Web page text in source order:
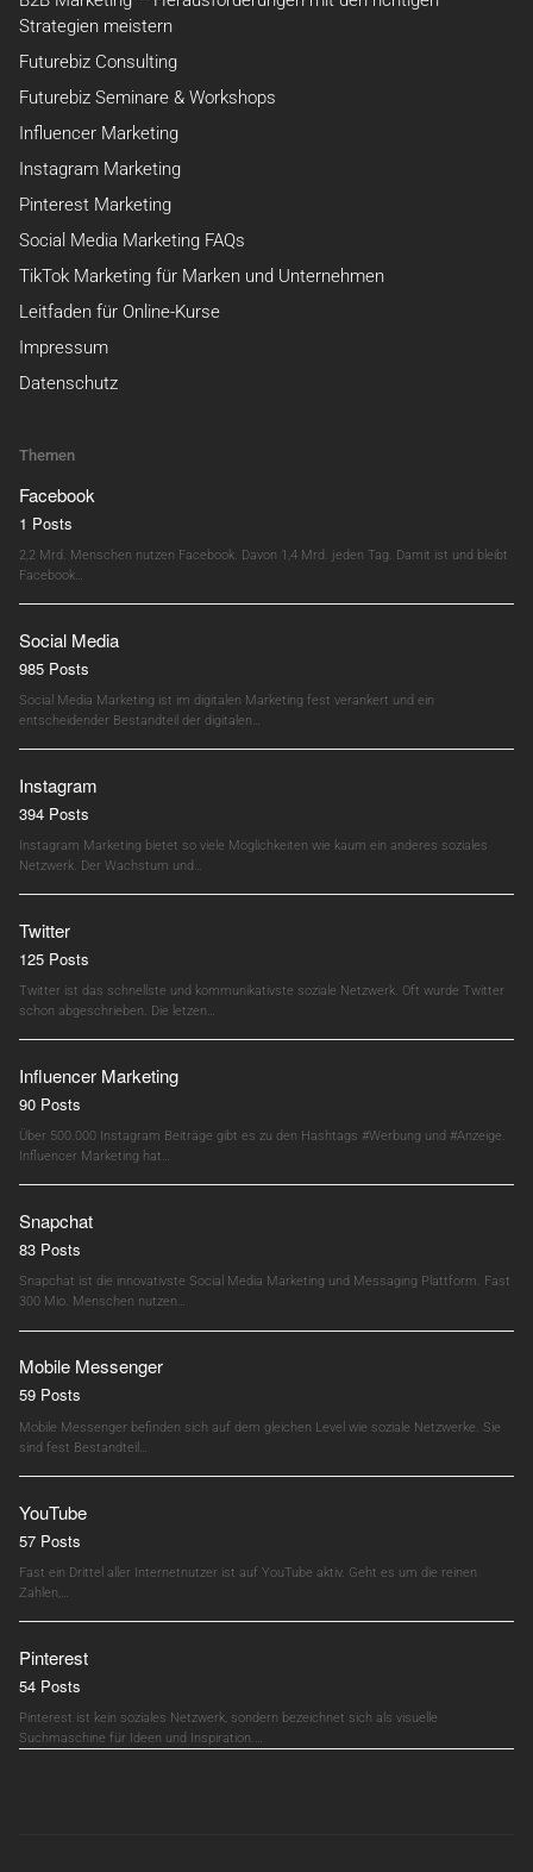
Strategien meistern
Futurebiz Consulting
Futurebiz Seminare & Workshops
Influencer Marketing
Instagram Marketing
Pinterest Marketing
Social Media Marketing FAQs
TikTok Marketing für Marken und Unternehmen
Leitfaden für Online-Kurse
Impressum
Datenschutz
Themen
Facebook
1 Posts
2,2 Mrd. Menschen nutzen Facebook. Davon 1,4 Mrd. jeden Tag. Damit ist und bleibt
Facebook…
Social Media
985 Posts
Social Media Marketing ist im digitalen Marketing fest verankert und ein
entscheidender Bestandteil der digitalen…
Instagram
394 Posts
Instagram Marketing bietet so viele Möglichkeiten wie kaum ein anderes soziales
Netzwerk. Der Wachstum und…
Twitter
125 Posts
Twitter ist das schnellste und kommunikativste soziale Netzwerk. Oft wurde Twitter
schon abgeschrieben. Die letzen…
Influencer Marketing
90 Posts
Über 500.000 Instagram Beiträge gibt es zu den Hashtags #Werbung und #Anzeige.
Influencer Marketing hat…
Snapchat
83 Posts
Snapchat ist die innovativste Social Media Marketing und Messaging Plattform. Fast
300 Mio. Menschen nutzen…
Mobile Messenger
59 Posts
Mobile Messenger befinden sich auf dem gleichen Level wie soziale Netzwerke. Sie
sind fest Bestandteil…
YouTube
57 Posts
Fast ein Drittel aller Internetnutzer ist auf YouTube aktiv. Geht es um die reinen
Zahlen,…
Pinterest
54 Posts
Pinterest ist kein soziales Netzwerk, sondern bezeichnet sich als visuelle
Suchmaschine für Ideen und Inspiration.…